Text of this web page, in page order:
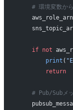
# 環境変数か
    aws_role_arn
    if
not
        print
(
        return
# Pub/Subメッ